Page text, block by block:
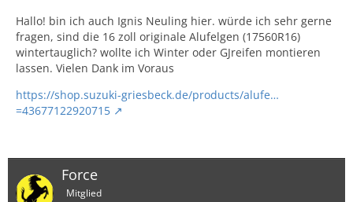
Hallo! bin ich auch Ignis Neuling hier. würde ich sehr gerne
fragen, sind die 16 zoll originale Alufelgen (17560R16)
wintertauglich? wollte ich Winter oder GJreifen montieren
lassen. Vielen Dank im Voraus
https://shop.suzuki-griesbeck.de/products/alufe…
=43677122920715
Force
Mitglied